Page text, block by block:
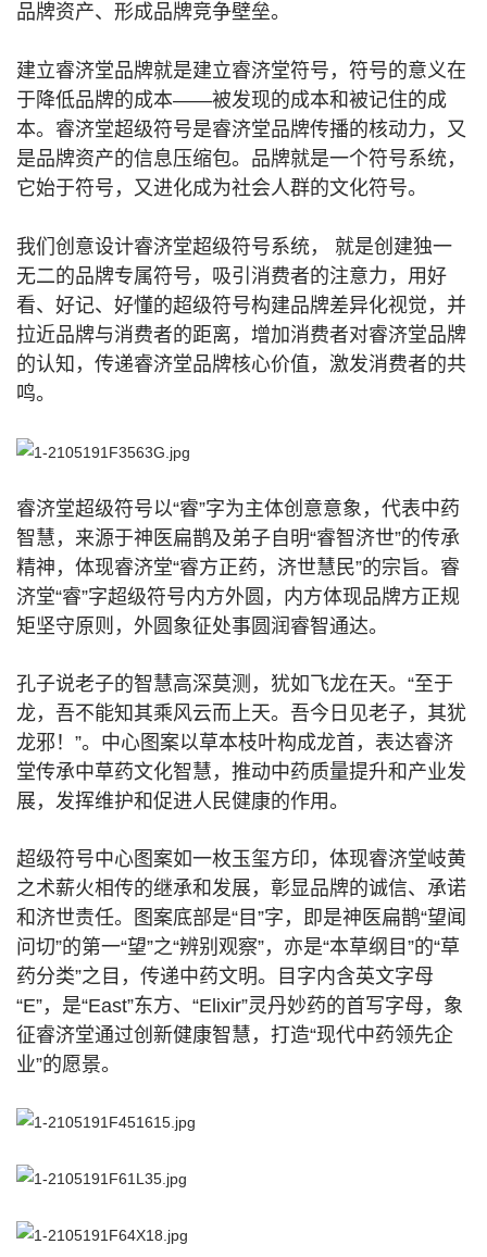
品牌资产、形成品牌竞争壁垒。
建立睿济堂品牌就是建立睿济堂符号，符号的意义在
于降低品牌的成本——被发现的成本和被记住的成
本。睿济堂超级符号是睿济堂品牌传播的核动力，又
是品牌资产的信息压缩包。品牌就是一个符号系统，
它始于符号，又进化成为社会人群的文化符号。
我们创意设计睿济堂超级符号系统， 就是创建独一
无二的品牌专属符号，吸引消费者的注意力，用好
看、好记、好懂的超级符号构建品牌差异化视觉，并
拉近品牌与消费者的距离，增加消费者对睿济堂品牌
的认知，传递睿济堂品牌核心价值，激发消费者的共
鸣。
睿济堂超级符号以“睿”字为主体创意意象，代表中药
智慧，来源于神医扁鹊及弟子自明“睿智济世”的传承
精神，体现睿济堂“睿方正药，济世慧民”的宗旨。睿
济堂“睿”字超级符号内方外圆，内方体现品牌方正规
矩坚守原则，外圆象征处事圆润睿智通达。
孔子说老子的智慧高深莫测，犹如飞龙在天。“至于
龙，吾不能知其乘风云而上天。吾今日见老子，其犹
龙邪！”。中心图案以草本枝叶构成龙首，表达睿济
堂传承中草药文化智慧，推动中药质量提升和产业发
展，发挥维护和促进人民健康的作用。
超级符号中心图案如一枚玉玺方印，体现睿济堂岐黄
之术薪火相传的继承和发展，彰显品牌的诚信、承诺
和济世责任。图案底部是“目”字，即是神医扁鹊“望闻
问切”的第一“望”之“辨别观察”，亦是“本草纲目”的“草
药分类”之目，传递中药文明。目字内含英文字母
“E”，是“East”东方、“Elixir”灵丹妙药的首写字母，象
征睿济堂通过创新健康智慧，打造“现代中药领先企
业”的愿景。